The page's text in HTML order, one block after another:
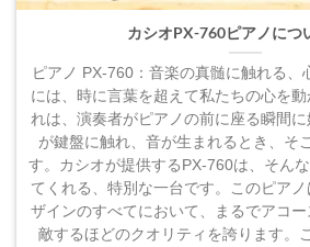
カシオPX-760ピアノにつ
ピアノ PX-760：音楽の真髄に触れる、
には、時に言葉を超えて私たちの心を
れは、演奏者がピアノの前に座る瞬間
が鍵盤に触れ、音が生まれるとき、そ
す。カシオが提供するPX-760は、そん
てくれる、特別な一台です。このピア
ザインのすべてにおいて、まるでアコ
敵するほどのクオリティを誇ります。